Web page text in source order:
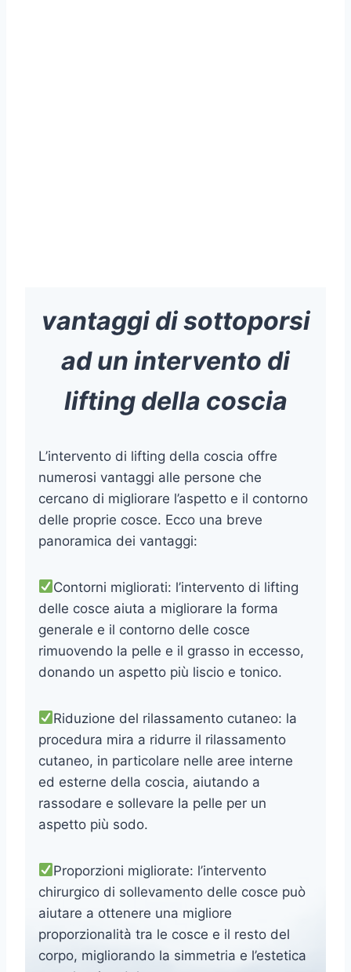
vantaggi di sottoporsi
ad un intervento di
lifting della coscia
L’intervento di lifting della coscia offre
numerosi vantaggi alle persone che
cercano di migliorare l’aspetto e il contorno
delle proprie cosce. Ecco una breve
panoramica dei vantaggi:
Contorni migliorati: l’intervento di lifting
delle cosce aiuta a migliorare la forma
generale e il contorno delle cosce
rimuovendo la pelle e il grasso in eccesso,
donando un aspetto più liscio e tonico.
Riduzione del rilassamento cutaneo: la
procedura mira a ridurre il rilassamento
cutaneo, in particolare nelle aree interne
ed esterne della coscia, aiutando a
rassodare e sollevare la pelle per un
aspetto più sodo.
Proporzioni migliorate: l’intervento
chirurgico di sollevamento delle cosce può
aiutare a ottenere una migliore
proporzionalità tra le cosce e il resto del
corpo, migliorando la simmetria e l’estetica